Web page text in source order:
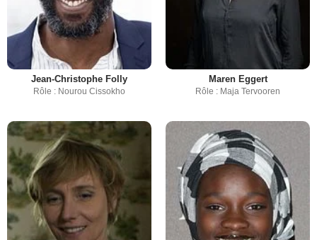
Jean-Christophe Folly
Rôle : Nourou Cissokho
Maren Eggert
Rôle : Maja Tervooren